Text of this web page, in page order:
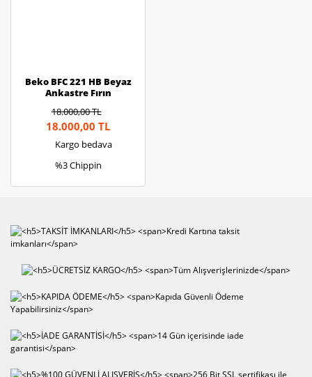
Beko BFC 221 HB Beyaz
Ankastre Fırın
18.000,00 TL
18.000,00 TL
Kargo bedava
%3 Chippin